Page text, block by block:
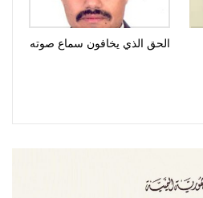
الحق الذي يخافون سماع صوته